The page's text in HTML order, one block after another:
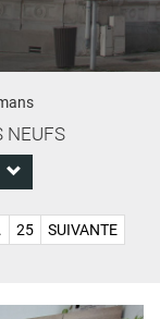
NEUFS
25 SUIVANTE